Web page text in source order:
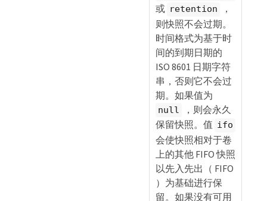
或 retention
，
则快照不会过期。
时间格式为基于时
间的到期日期的
ISO 8601 日期字符
串，否则它不会过
期。如果值为
null
，则会永久
保留快照。值 ifo
会使快照相对于卷
上的其他 FIFO 快照
以先入先出（ FIFO
）为基础进行保
留。如果没有可用